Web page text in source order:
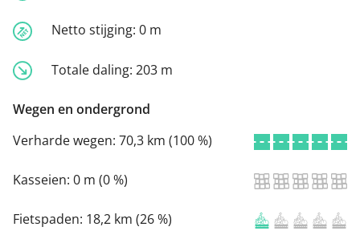
Netto stijging: 0 m
Totale daling: 203 m
Wegen en ondergrond
Verharde wegen: 70,3 km (100 %)
Kasseien: 0 m (0 %)
Fietspaden: 18,2 km (26 %)